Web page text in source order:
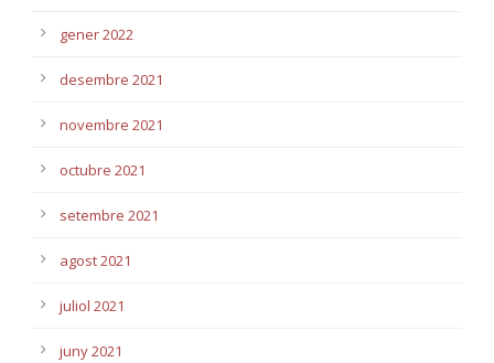
gener 2022
desembre 2021
novembre 2021
octubre 2021
setembre 2021
agost 2021
juliol 2021
juny 2021